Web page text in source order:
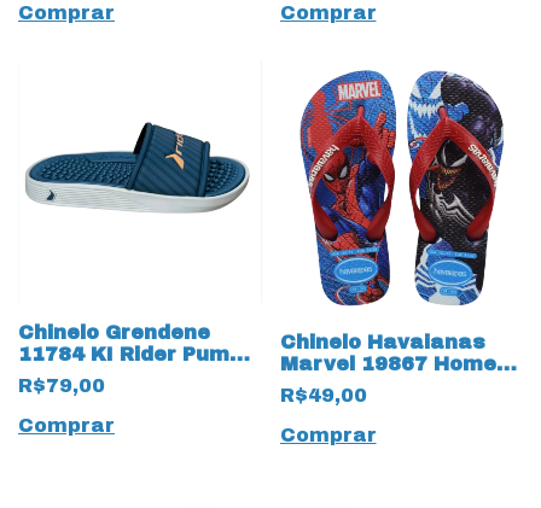
Comprar
Comprar
Chinelo Grendene
11784 KI Rider Pump
Slide 19925 Infantil
R$79,00
Comprar
Chinelo Havaianas
Marvel 19867 Homem
Aranha
R$49,00
Comprar